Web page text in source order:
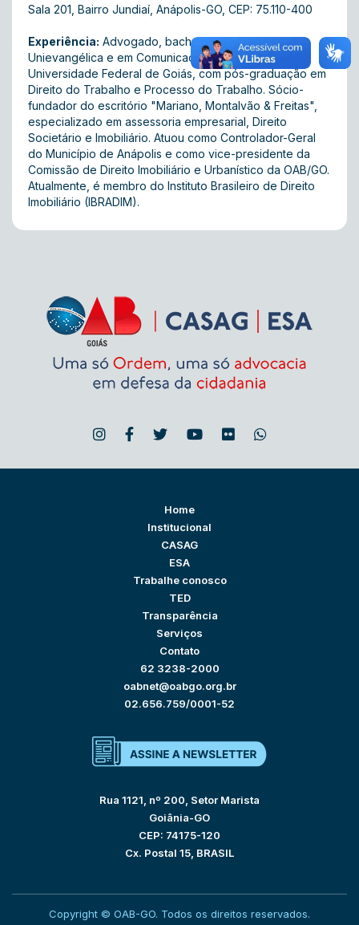
Sala 201, Bairro Jundiaí, Anápolis-GO, CEP: 75.110-400
Experiência: Advogado, bacharel em Direito pela
Unievangélica e em Comunicação Social pela
Universidade Federal de Goiás, com pós-graduação em
Direito do Trabalho e Processo do Trabalho. Sócio-
fundador do escritório "Mariano, Montalvão & Freitas",
especializado em assessoria empresarial, Direito
Societário e Imobiliário. Atuou como Controlador-Geral
do Município de Anápolis e como vice-presidente da
Comissão de Direito Imobiliário e Urbanístico da OAB/GO.
Atualmente, é membro do Instituto Brasileiro de Direito
Imobiliário (IBRADIM).
Home
Institucional
CASAG
ESA
Trabalhe conosco
TED
Transparência
Serviços
Contato
62 3238-2000
oabnet@oabgo.org.br
02.656.759/0001-52
Rua 1121, nº 200, Setor Marista
Goiânia-GO
CEP: 74175-120
Cx. Postal 15, BRASIL
Copyright © OAB-GO. Todos os direitos reservados.